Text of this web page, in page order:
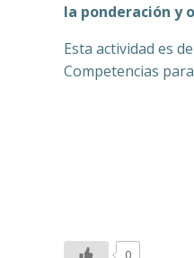
la ponderación y
Esta actividad es
Competencias
0